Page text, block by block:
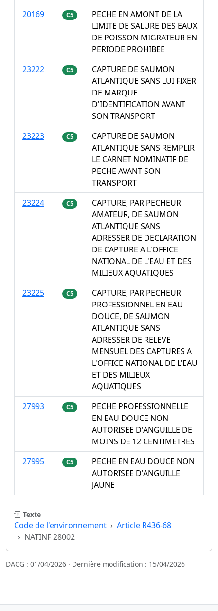
20169
C5
PECHE EN AMONT DE LA
LIMITE DE SALURE DES EAUX
DE POISSON MIGRATEUR EN
PERIODE PROHIBEE
23222
C5
CAPTURE DE SAUMON
ATLANTIQUE SANS LUI FIXER
DE MARQUE
D'IDENTIFICATION AVANT
SON TRANSPORT
23223
C5
CAPTURE DE SAUMON
ATLANTIQUE SANS REMPLIR
LE CARNET NOMINATIF DE
PECHE AVANT SON
TRANSPORT
23224
C5
CAPTURE, PAR PECHEUR
AMATEUR, DE SAUMON
ATLANTIQUE SANS
ADRESSER DE DECLARATION
DE CAPTURE A L'OFFICE
NATIONAL DE L'EAU ET DES
MILIEUX AQUATIQUES
23225
C5
CAPTURE, PAR PECHEUR
PROFESSIONNEL EN EAU
DOUCE, DE SAUMON
ATLANTIQUE SANS
ADRESSER DE RELEVE
MENSUEL DES CAPTURES A
L'OFFICE NATIONAL DE L'EAU
ET DES MILIEUX
AQUATIQUES
27993
C5
PECHE PROFESSIONNELLE
EN EAU DOUCE NON
AUTORISEE D'ANGUILLE DE
MOINS DE 12 CENTIMETRES
27995
C5
PECHE EN EAU DOUCE NON
AUTORISEE D'ANGUILLE
JAUNE
Texte
Code de l'environnement
Article R436-68
NATINF 28002
DACG : 01/04/2026 · Dernière modification : 15/04/2026